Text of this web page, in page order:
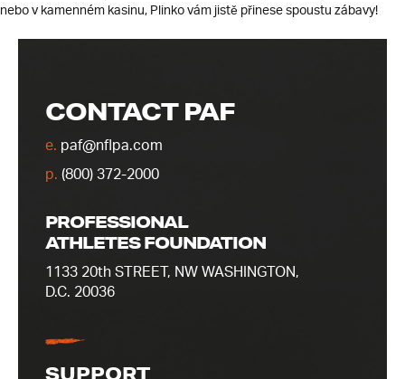
nebo v kamenném kasinu, Plinko vám jistě přinese spoustu zábavy!
CONTACT PAF
e. paf@nflpa.com
p. (800) 372-2000
PROFESSIONAL
ATHLETES FOUNDATION
1133 20th STREET, NW WASHINGTON,
D.C. 20036
SUPPORT